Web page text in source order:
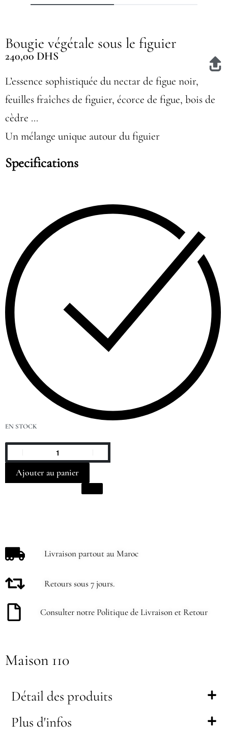
Bougie végétale sous le figuier
240,00 DHS
L’essence sophistiquée du nectar de figue noir,
feuilles fraîches de figuier, écorce de figue, bois de
cèdre …
Un mélange unique autour du figuier
Specifications
Livraison partout au Maroc
Retours sous 7 jours.
Consulter notre Politique de Livraison et Retour
EN STOCK
Ajouter au panier
Maison 110
Détail des produits
Plus d'infos